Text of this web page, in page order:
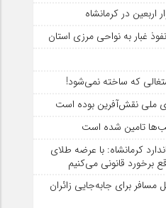
در کرمانشاه
غبار به نواحی مرزی استان
که ساخته نمی‌شود!
ملی نقش‌آفرین بوده است
تامین شده است
۱۸ عیار؟/استاندارد کرمانشاه: با عرضه طلای
برخورد قانونی می‌کنیم
مسافر برای جابه‌جایی زائران